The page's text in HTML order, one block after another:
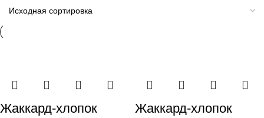
Жаккард-хлопок
Жаккард-хлопок